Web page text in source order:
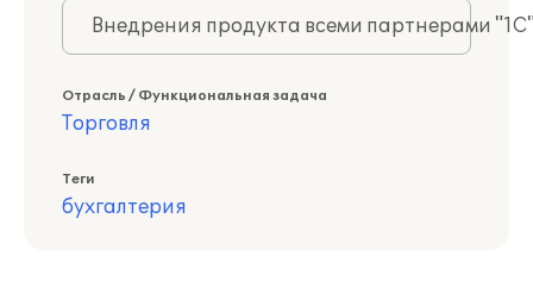
Внедрения продукта всеми партнерами
Отрасль / Функциональная задача
Торговля
Теги
бухгалтерия